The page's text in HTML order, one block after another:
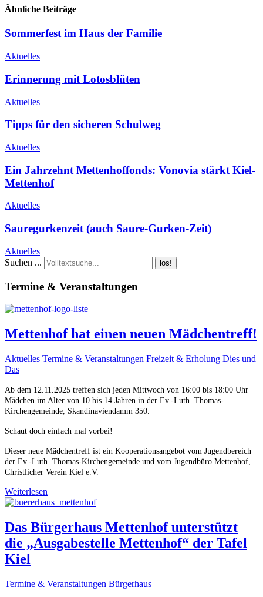
Ähnliche Beiträge
Sommerfest im Haus der Familie
Aktuelles
Erinnerung mit Lotosblüten
Aktuelles
Tipps für den sicheren Schulweg
Aktuelles
Ein Jahrzehnt Mettenhoffonds: Vonovia stärkt Kiel-
Mettenhof
Aktuelles
Sauregurkenzeit (auch Saure-Gurken-Zeit)
Aktuelles
Suchen ...
los!
Termine & Veranstaltungen
Mettenhof hat einen neuen Mädchentreff!
Aktuelles Termine & Veranstaltungen Freizeit & Erholung Dies und
Das
Ab dem 12.11.2025 treffen sich jeden Mittwoch von 16:00 bis 18:00 Uhr
Mädchen im Alter von 10 bis 14 Jahren in der Ev.-Luth. Thomas-
Kirchengemeinde, Skandinaviendamm 350.
Schaut doch einfach mal vorbei!
Dieser neue Mädchentreff ist ein Kooperationsangebot vom Jugendbereich
der Ev.-Luth. Thomas-Kirchengemeinde und vom Jugendbüro Mettenhof,
Christlicher Verein Kiel e.V.
Weiterlesen
Das Bürgerhaus Mettenhof unterstützt
die „Ausgabestelle Mettenhof“ der Tafel
Kiel
Termine & Veranstaltungen Bürgerhaus